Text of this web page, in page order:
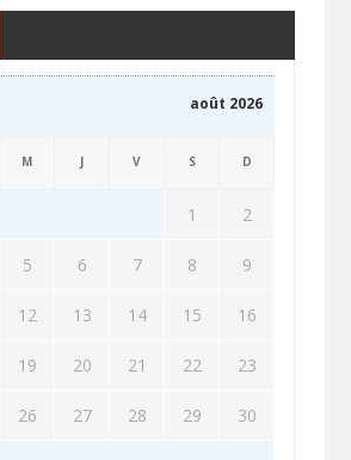
août 2026
M J V S D
1 2
5 6 7 8 9
12 13 14 15 16
19 20 21 22 23
26 27 28 29 30